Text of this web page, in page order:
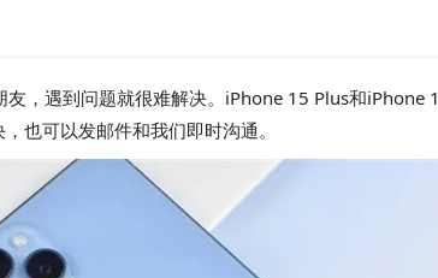
，遇到问题就很难解决。iPhone 15 Plus和
也可以发邮件和我们即时沟通。